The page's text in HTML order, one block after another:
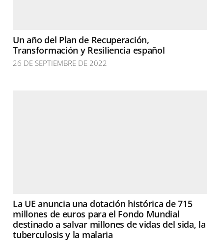
Un año del Plan de Recuperación,
Transformación y Resiliencia español
26 DE SEPTIEMBRE DE 2022
La UE anuncia una dotación histórica de 715
millones de euros para el Fondo Mundial
destinado a salvar millones de vidas del sida, la
tuberculosis y la malaria